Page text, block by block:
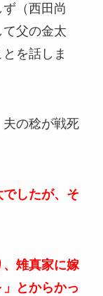
（西田尚
父の金太
を話しま
の稔が戦死
したが、そ
雉真家に嫁
とからかっ